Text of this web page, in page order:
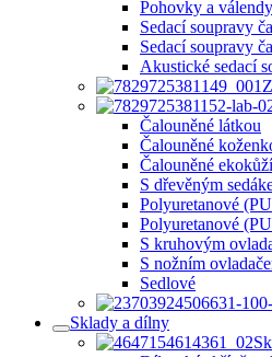
Pohovky a válendy
Sedací soupravy
Sedací soupravy
Akustické sedací
Čalouněné látkou
Čalouněné
Čalouněné ekokůží
S dřevěným
Polyuretanové
Polyuretanové
S kruhovým
S nožním
Sedlové
Sklady a dílny